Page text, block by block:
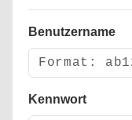
Benutzername
Kennwort